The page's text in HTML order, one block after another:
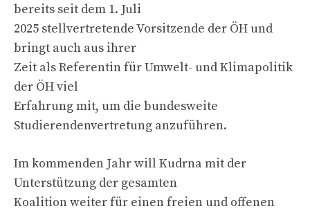
bereits seit dem 1. Juli
2025 stellvertretende Vorsitzende der ÖH und
bringt auch aus ihrer
Zeit als Referentin für Umwelt- und Klimapolitik
der ÖH viel
Erfahrung mit, um die bundesweite
Studierendenvertretung anzuführen.
Im kommenden Jahr will Kudrna mit der
Unterstützung der gesamten
Koalition weiter für einen freien und offenen